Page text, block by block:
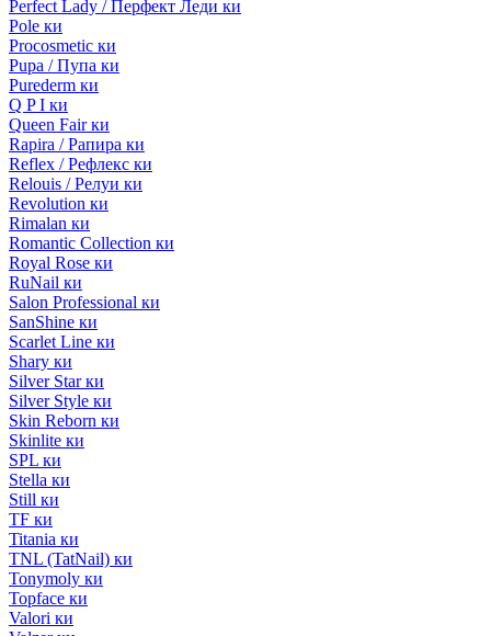
Perfect Lady / Перфект Леди ки
Pole ки
Procosmetic ки
Pupa / Пупа ки
Purederm ки
Q P I ки
Queen Fair ки
Rapira / Рапира ки
Reflex / Рефлекс ки
Relouis / Релуи ки
Revolution ки
Rimalan ки
Romantic Collection ки
Royal Rose ки
RuNail ки
Salon Professional ки
SanShine ки
Scarlet Line ки
Shary ки
Silver Star ки
Silver Style ки
Skin Reborn ки
Skinlite ки
SPL ки
Stella ки
Still ки
TF ки
Titania ки
TNL (TatNail) ки
Tonymoly ки
Topface ки
Valori ки